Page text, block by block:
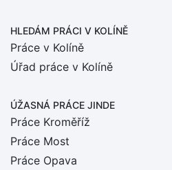
HLEDÁM PRÁCI V KOLÍNĚ
Práce v Kolíně
Úřad práce v Kolíně
ÚŽASNÁ PRÁCE JINDE
Práce Kroměříž
Práce Most
Práce Opava